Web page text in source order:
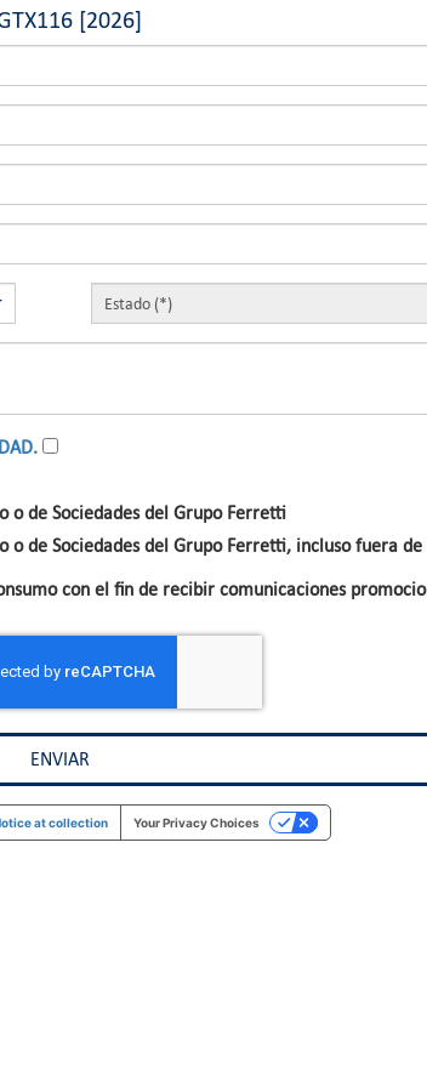
[2026]
de Sociedades del Grupo Ferretti
de Sociedades del Grupo Ferretti, incluso fuera
con el fin de recibir comunicaciones
at collection Your Privacy Choices